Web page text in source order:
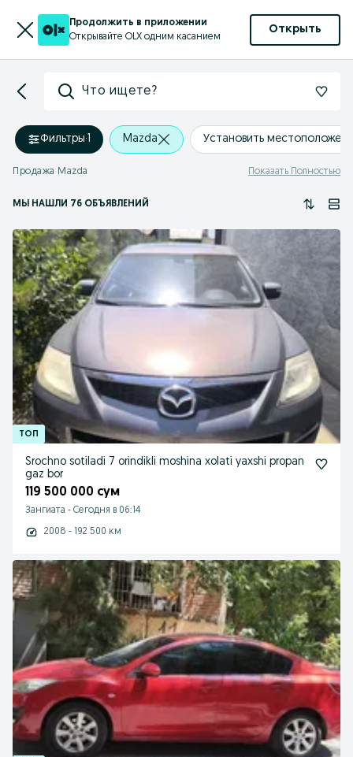
Продолжить в приложении
Открывайте OLX одним касанием
Открыть
Что ищете?
Фильтры·1 Mazda Установить
Продажа Mazda Показать Полностью
МЫ НАШЛИ 76 ОБЪЯВЛЕНИЙ
Srochno sotiladi 7 orindikli moshina xolati yaxshi propan
gaz bor
119 500 000 сум
Зангиата - Сегодня в 06:14
2008 - 192 500 км